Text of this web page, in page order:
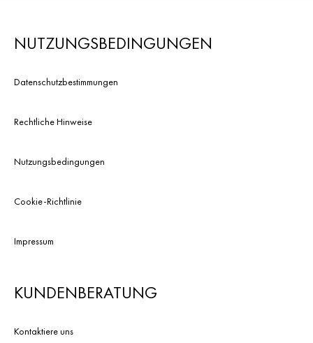
erkennst, welche Wirkstoffe wirklich
aussieht und wann ärztliche Optionen
NUTZUNGSBEDINGUNGEN
Datenschutzbestimmungen
Rechtliche Hinweise
Nutzungsbedingungen
Cookie-Richtlinie
Impressum
KUNDENBERATUNG
Kontaktiere uns